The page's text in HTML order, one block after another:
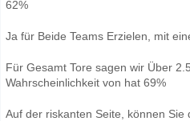
62%
Ja für Beide Teams Erzielen, mit
Für Gesamt Tore sagen wir Über
Wahrscheinlichkeit von hat 69%
Auf der riskanten Seite, können Sie